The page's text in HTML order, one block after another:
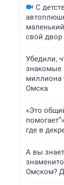
С
свой
Убедили,
знакомые
миллиона
Омска
«Это
где в
А вы
Омском?